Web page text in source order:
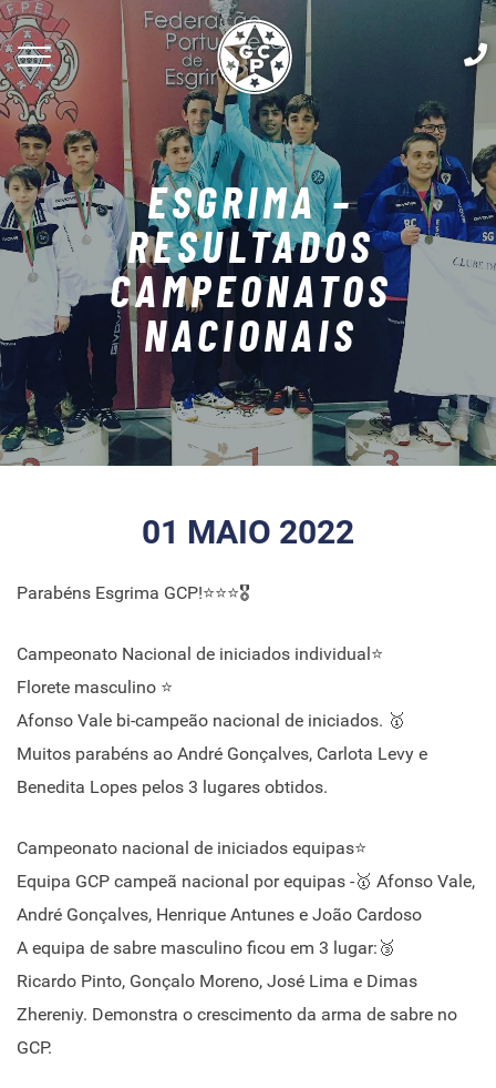
ESGRIMA –
RESULTADOS
CAMPEONATOS
NACIONAIS
01 MAIO 2022
Parabéns Esgrima GCP!⭐⭐⭐🎖️
Campeonato Nacional de iniciados individual⭐
Florete masculino ⭐
Afonso Vale bi-campeão nacional de iniciados. 🥇
Muitos parabéns ao André Gonçalves, Carlota Levy e
Benedita Lopes pelos 3 lugares obtidos.
Campeonato nacional de iniciados equipas⭐
Equipa GCP campeã nacional por equipas -🥇 Afonso Vale,
André Gonçalves, Henrique Antunes e João Cardoso
A equipa de sabre masculino ficou em 3 lugar:🥉
Ricardo Pinto, Gonçalo Moreno, José Lima e Dimas
Zhereniy. Demonstra o crescimento da arma de sabre no
GCP.